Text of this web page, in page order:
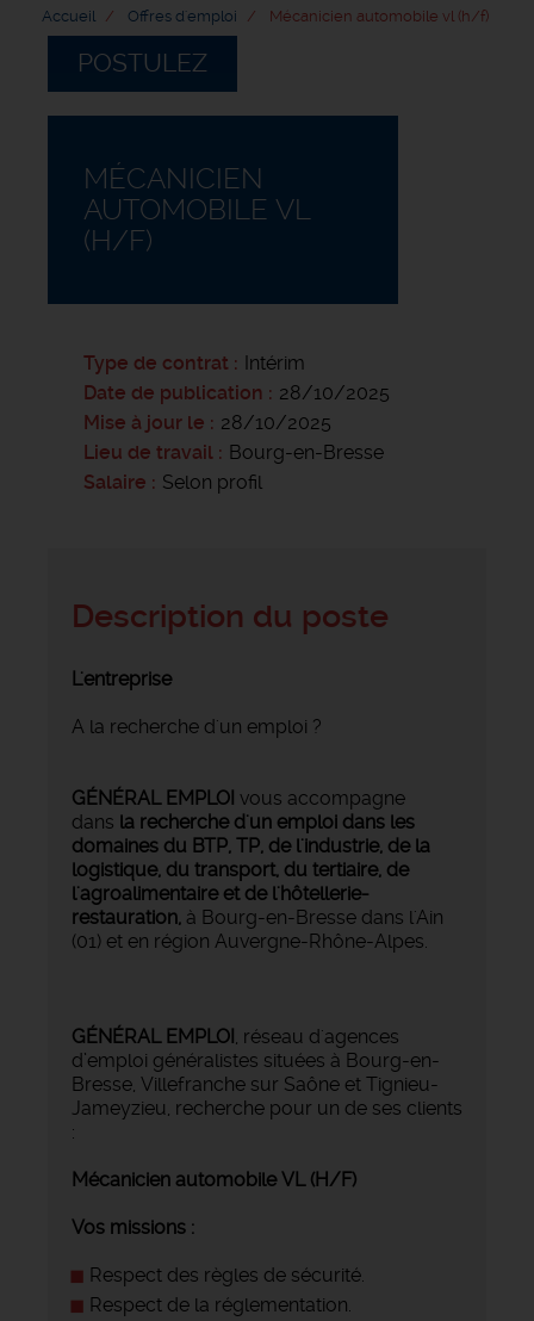
Accueil Offres d'emploi Mécanicien automobile vl (h/f)
POSTULEZ
MÉCANICIEN
AUTOMOBILE VL
(H/F)
Type de contrat
Intérim
Date de publication
28/10/2025
Mise à jour le
28/10/2025
Lieu de travail
Bourg-en-Bresse
Salaire
Selon profil
Description du poste
L'entreprise
A la recherche d'un emploi ?
GÉNÉRAL EMPLOI vous accompagne
dans la recherche d'un emploi dans les
domaines du BTP, TP, de l'industrie, de la
logistique, du transport, du tertiaire, de
l'agroalimentaire et de l'hôtellerie-
restauration, à Bourg-en-Bresse dans l'Ain
(01) et en région Auvergne-Rhône-Alpes.
GÉNÉRAL EMPLOI , réseau d'agences
d’emploi généralistes situées à Bourg-en-
Bresse, Villefranche sur Saône et Tignieu-
Jameyzieu, recherche pour un de ses clients
:
Mécanicien automobile VL (H/F)
Vos missions :
Respect des règles de sécurité.
Respect de la réglementation.